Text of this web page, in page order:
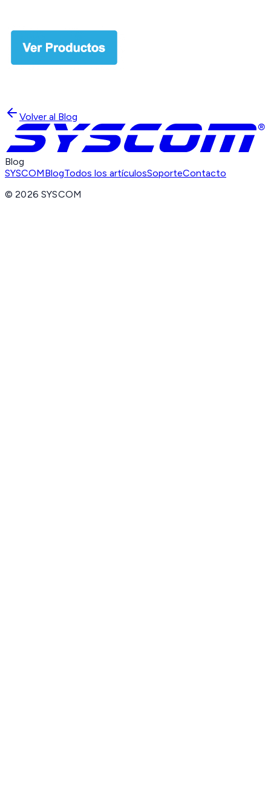
Volver al Blog
Blog
SYSCOMBlogTodos los artículosSoporteContacto
©2026 SYSCOM